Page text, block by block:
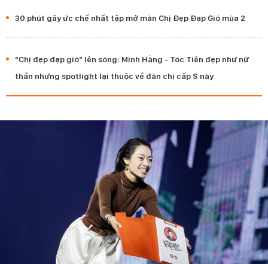
30 phút gây ức chế nhất tập mở màn Chị Đẹp Đạp Gió mùa 2
"Chị đẹp đạp gió" lên sóng: Minh Hằng - Tóc Tiên đẹp như nữ
thần nhưng spotlight lại thuộc về đàn chị cấp S này